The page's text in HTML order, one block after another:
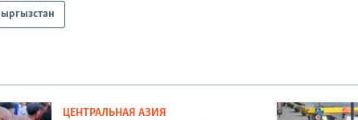
ЦЕНТРАЛЬНАЯ АЗИЯ